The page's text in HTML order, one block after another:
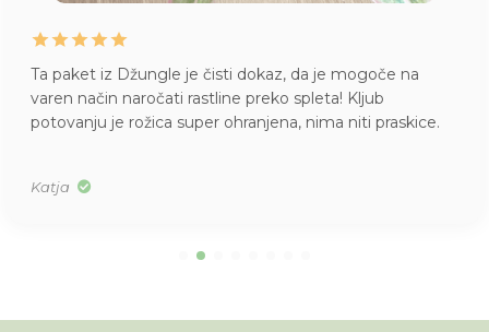
Ta paket iz Džungle je čisti dokaz, da je mogoče na
varen način naročati rastline preko spleta! Kljub
potovanju je rožica super ohranjena, nima niti praskice.
Katja